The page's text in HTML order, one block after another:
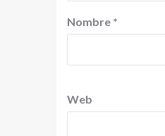
Nombre *
Web